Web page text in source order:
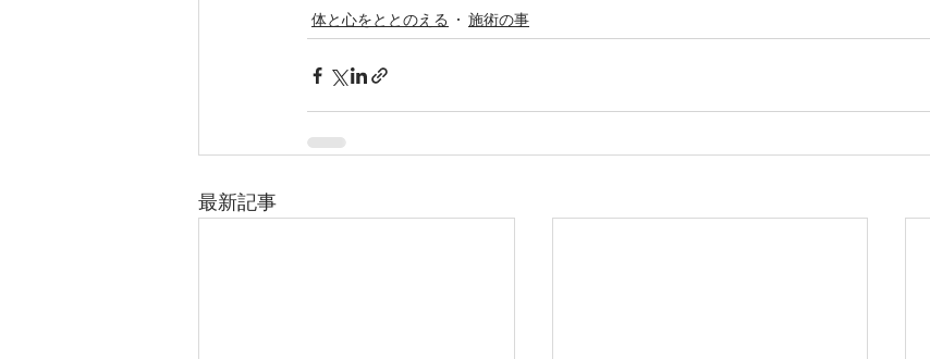
体と心をととのえる 施術の事
最新記事